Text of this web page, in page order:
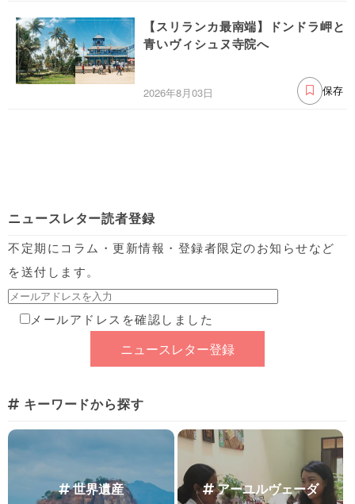
【スリランカ最南端】ドンドラ岬と
青いヴィシュヌ寺院へ
2026年8月03日 保存
ニュースレター読者登録
不定期にコラム・更新情報・登録者限定のお知らせなど
を送付します。
メールアドレスを確認しました
キーワードから探す
世界遺産 アーユルヴェーダ